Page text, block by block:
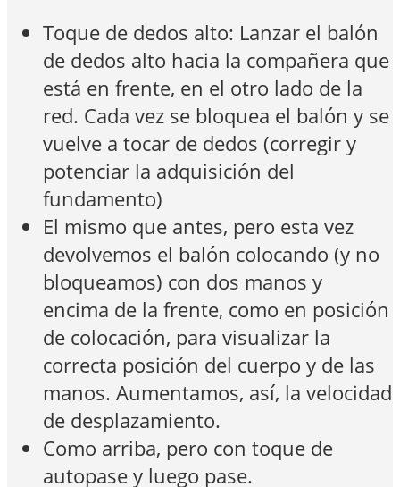
Toque de dedos alto: Lanzar el balón
de dedos alto hacia la compañera que
está en frente, en el otro lado de la
red. Cada vez se bloquea el balón y se
vuelve a tocar de dedos (corregir y
potenciar la adquisición del
fundamento)
El mismo que antes, pero esta vez
devolvemos el balón colocando (y no
bloqueamos) con dos manos y
encima de la frente, como en posición
de colocación, para visualizar la
correcta posición del cuerpo y de las
manos. Aumentamos, así, la velocidad
de desplazamiento.
Como arriba, pero con toque de
autopase y luego pase.